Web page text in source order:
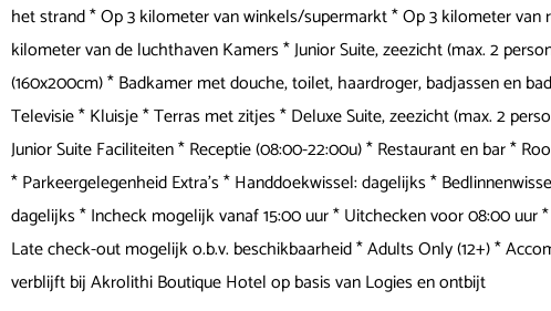
het strand * Op 3 kilometer van winkels/supermarkt * Op 3 kilometer
kilometer van de luchthaven Kamers * Junior Suite, zeezicht (max. 2
(160x200cm) * Badkamer met douche, toilet, haardroger, badjassen en
Televisie * Kluisje * Terras met zitjes * Deluxe Suite, zeezicht (max. 2
Junior Suite Faciliteiten * Receptie (08:00-22:00u) * Restaurant en bar *
* Parkeergelegenheid Extra's * Handdoekwissel: dagelijks *
dagelijks * Incheck mogelijk vanaf 15:00 uur * Uitchecken voor 08:00 uur
Late check-out mogelijk o.b.v. beschikbaarheid * Adults Only (12+) *
verblijft bij Akrolithi Boutique Hotel op basis van Logies en ontbijt